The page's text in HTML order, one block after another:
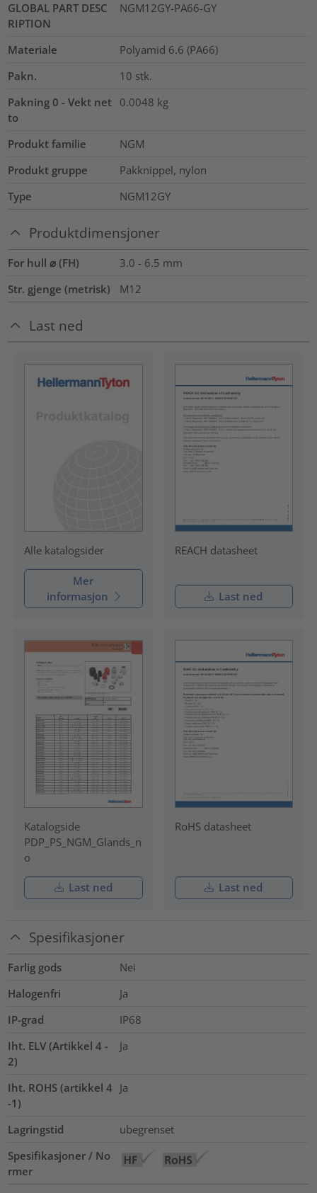
GLOBAL PART DESC
RIPTION
NGM12GY-PA66-GY
Materiale
Polyamid 6.6 (PA66)
Pakn.
10 stk.
Pakning 0 - Vekt net
to
0.0048 kg
Produkt familie
NGM
Produkt gruppe
Pakknippel, nylon
Type
NGM12GY
Produktdimensjoner
For hull ⌀ (FH)
3.0 - 6.5 mm
Str. gjenge (metrisk)
M12
Last ned
Alle katalogsider
Mer
informasjon
REACH datasheet
Last ned
Katalogside
PDP_PS_NGM_Glands_n
o
Last ned
RoHS datasheet
Last ned
Spesifikasjoner
Farlig gods
Nei
Halogenfri
Ja
IP-grad
IP68
Iht. ELV (Artikkel 4 -
2)
Ja
Iht. ROHS (artikkel 4
-1)
Ja
Lagringstid
ubegrenset
Spesifikasjoner / No
rmer